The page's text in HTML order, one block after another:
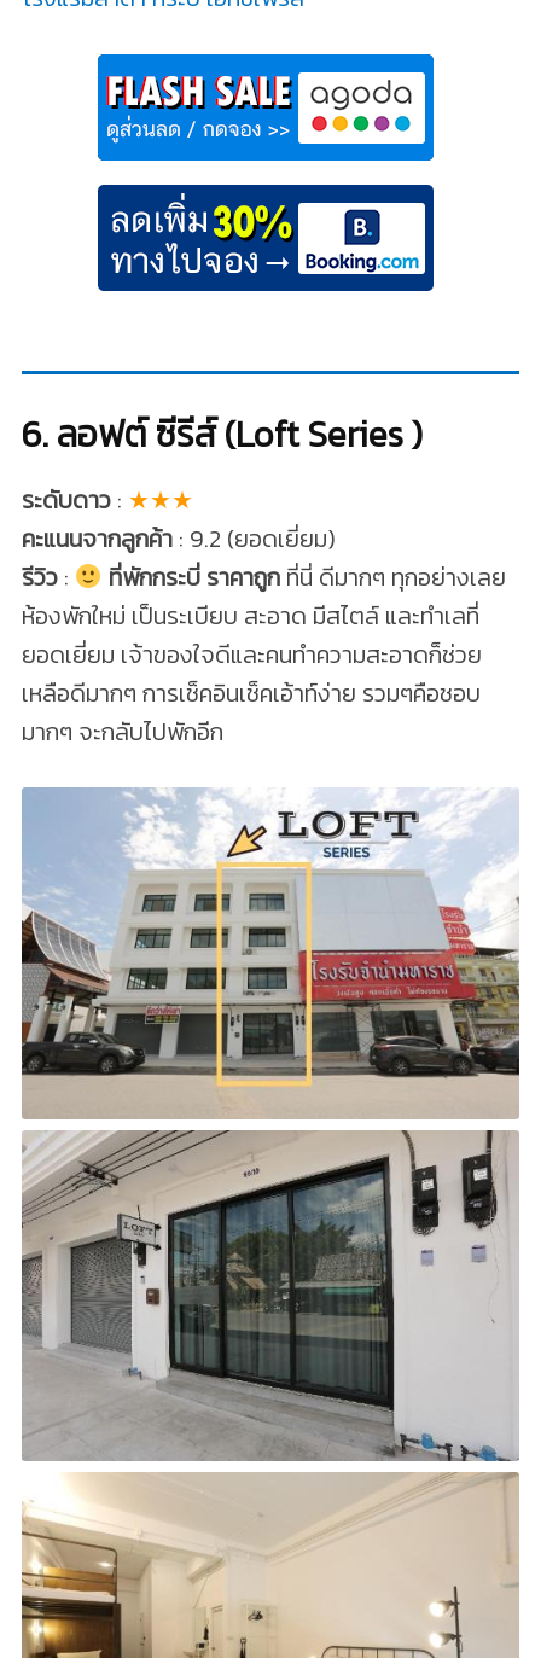
6. ลอฟต์ ซีรีส์ (Loft Series )
ระดับดาว: ★★★
คะแนนจากลูกค้า: 9.2 (ยอดเยี่ยม)
รีวิว: ที่พักกระบี่ ราคาถูกที่นี่ ดีมากๆ ทุกอย่างเลย
ห้องพักใหม่ เป็นระเบียบ สะอาด มีสไตล์ และทำเลที่
ยอดเยี่ยม เจ้าของใจดีและคนทำความสะอาดก็ช่วย
เหลือดีมากๆ การเช็คอินเช็คเอ้าท์ง่าย รวมๆคือชอบ
มากๆ จะกลับไปพักอีก